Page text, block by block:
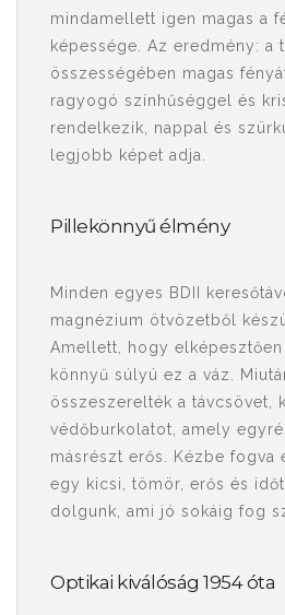
mindamellett igen magas a
képessége. Az eredmény: a
összességében magas
ragyogó színhűséggel és
rendelkezik, nappal és
legjobb képet adja.
Pillekönnyű élmény
Minden egyes BDII
magnézium ötvözetből
Amellett, hogy
könnyű súlyú ez a váz.
összeszerelték a távcsövet,
védőburkolatot, amely
másrészt erős. Kézbe fogva
egy kicsi, tömör, erős és
dolgunk, ami jó sokáig fog
Optikai kiválóság 1954 óta